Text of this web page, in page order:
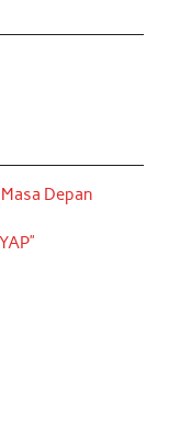
u
Depan